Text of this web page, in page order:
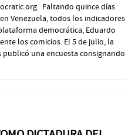
Faltando quince días
Venezuela, todos los indicadores
democrática, Eduardo
los comicios. El 5 de julio, la
una encuesta consignando